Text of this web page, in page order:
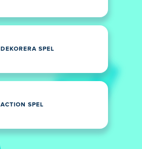
DEKORERA SPEL
ACTION SPEL